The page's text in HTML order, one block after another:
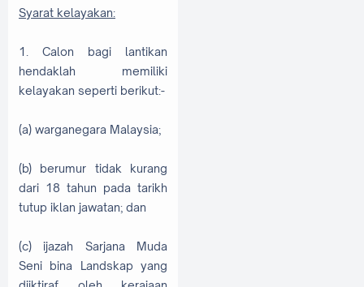
Syarat kelayakan:
1. Calon bagi lantikan
hendaklah memiliki
kelayakan seperti berikut:-
(a) warganegara Malaysia;
(b) berumur tidak kurang
dari 18 tahun pada tarikh
tutup iklan jawatan; dan
(c) ijazah Sarjana Muda
Seni bina Landskap yang